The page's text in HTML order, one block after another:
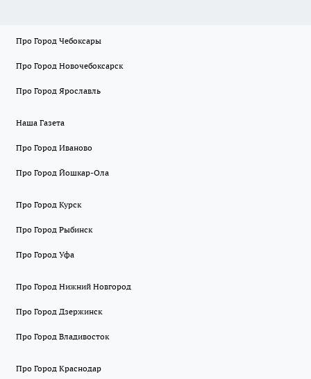
Про Город Чебоксары
Про Город Новочебоксарск
Про Город Ярославль
Наша Газета
Про Город Иваново
Про Город Йошкар-Ола
Про Город Курск
Про Город Рыбинск
Про Город Уфа
Про Город Нижний Новгород
Про Город Дзержинск
Про Город Владивосток
Про Город Краснодар